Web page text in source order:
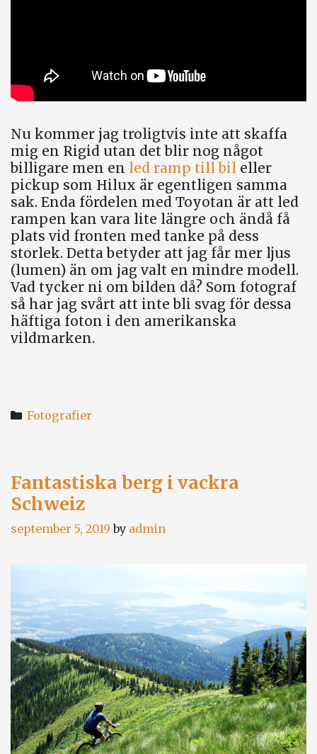
Nu kommer jag troligtvis inte att skaffa
mig en Rigid utan det blir nog något
billigare men en led ramp till bil eller
pickup som Hilux är egentligen samma
sak. Enda fördelen med Toyotan är att led
rampen kan vara lite längre och ändå få
plats vid fronten med tanke på dess
storlek. Detta betyder att jag får mer ljus
(lumen) än om jag valt en mindre modell.
Vad tycker ni om bilden då? Som fotograf
så har jag svårt att inte bli svag för dessa
häftiga foton i den amerikanska
vildmarken.
Categories
Fotografier
Fantastiska berg i vackra
Schweiz
september 5, 2019 by admin